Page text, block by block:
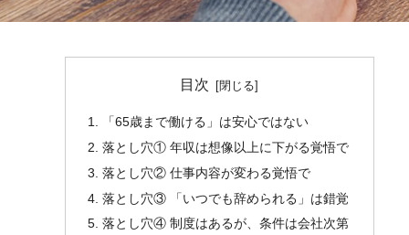
目次
「65歳まで働ける」は安心ではない
落とし穴① 年収は想像以上に下がる覚悟で
落とし穴② 仕事内容が変わる覚悟で
落とし穴③ 「いつでも辞められる」は錯覚
落とし穴④ 制度はあるが、条件は会社次第